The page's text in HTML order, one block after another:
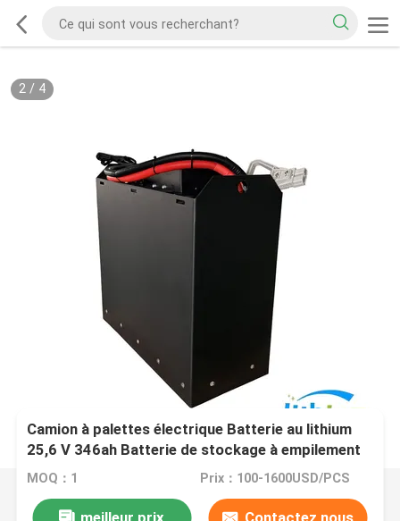
2/ 4
Camion à palettes électrique Batterie au lithium
25,6 V 346ah Batterie de stockage à empilement
électrique 645X292X615 mm
MOQ：1 Prix：100-1600USD/PCS
meilleur prix Contactez nous